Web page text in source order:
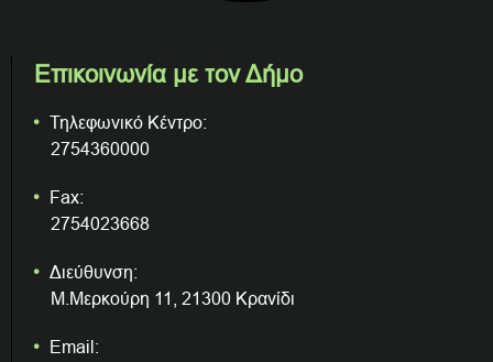
Επικοινωνία με τον Δήμο
Τηλεφωνικό Κέντρο:
2754360000
Fax:
2754023668
Διεύθυνση:
Μ.Μερκούρη 11, 21300 Κρανίδι
Email: